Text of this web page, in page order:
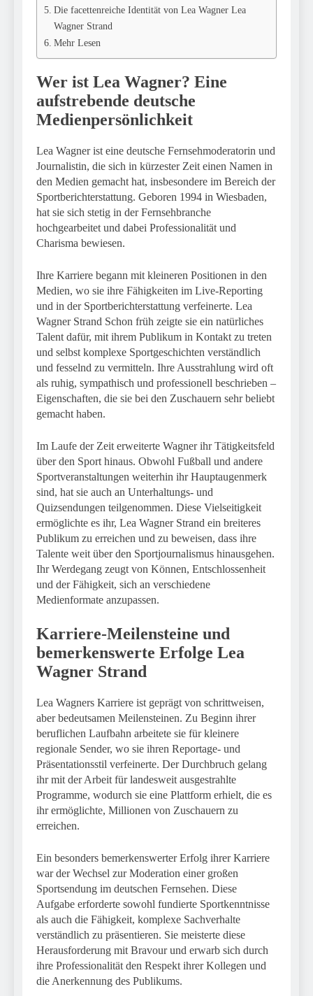
Die facettenreiche Identität von Lea Wagner Lea
Wagner Strand
Mehr Lesen
Wer ist Lea Wagner? Eine
aufstrebende deutsche
Medienpersönlichkeit
Lea Wagner ist eine deutsche Fernsehmoderatorin und
Journalistin, die sich in kürzester Zeit einen Namen in
den Medien gemacht hat, insbesondere im Bereich der
Sportberichterstattung. Geboren 1994 in Wiesbaden,
hat sie sich stetig in der Fernsehbranche
hochgearbeitet und dabei Professionalität und
Charisma bewiesen.
Ihre Karriere begann mit kleineren Positionen in den
Medien, wo sie ihre Fähigkeiten im Live-Reporting
und in der Sportberichterstattung verfeinerte. Lea
Wagner Strand Schon früh zeigte sie ein natürliches
Talent dafür, mit ihrem Publikum in Kontakt zu treten
und selbst komplexe Sportgeschichten verständlich
und fesselnd zu vermitteln. Ihre Ausstrahlung wird oft
als ruhig, sympathisch und professionell beschrieben –
Eigenschaften, die sie bei den Zuschauern sehr beliebt
gemacht haben.
Im Laufe der Zeit erweiterte Wagner ihr Tätigkeitsfeld
über den Sport hinaus. Obwohl Fußball und andere
Sportveranstaltungen weiterhin ihr Hauptaugenmerk
sind, hat sie auch an Unterhaltungs- und
Quizsendungen teilgenommen. Diese Vielseitigkeit
ermöglichte es ihr, Lea Wagner Strand ein breiteres
Publikum zu erreichen und zu beweisen, dass ihre
Talente weit über den Sportjournalismus hinausgehen.
Ihr Werdegang zeugt von Können, Entschlossenheit
und der Fähigkeit, sich an verschiedene
Medienformate anzupassen.
Karriere-Meilensteine ​​und
bemerkenswerte Erfolge Lea
Wagner Strand
Lea Wagners Karriere ist geprägt von schrittweisen,
aber bedeutsamen Meilensteinen. Zu Beginn ihrer
beruflichen Laufbahn arbeitete sie für kleinere
regionale Sender, wo sie ihren Reportage- und
Präsentationsstil verfeinerte. Der Durchbruch gelang
ihr mit der Arbeit für landesweit ausgestrahlte
Programme, wodurch sie eine Plattform erhielt, die es
ihr ermöglichte, Millionen von Zuschauern zu
erreichen.
Ein besonders bemerkenswerter Erfolg ihrer Karriere
war der Wechsel zur Moderation einer großen
Sportsendung im deutschen Fernsehen. Diese
Aufgabe erforderte sowohl fundierte Sportkenntnisse
als auch die Fähigkeit, komplexe Sachverhalte
verständlich zu präsentieren. Sie meisterte diese
Herausforderung mit Bravour und erwarb sich durch
ihre Professionalität den Respekt ihrer Kollegen und
die Anerkennung des Publikums.